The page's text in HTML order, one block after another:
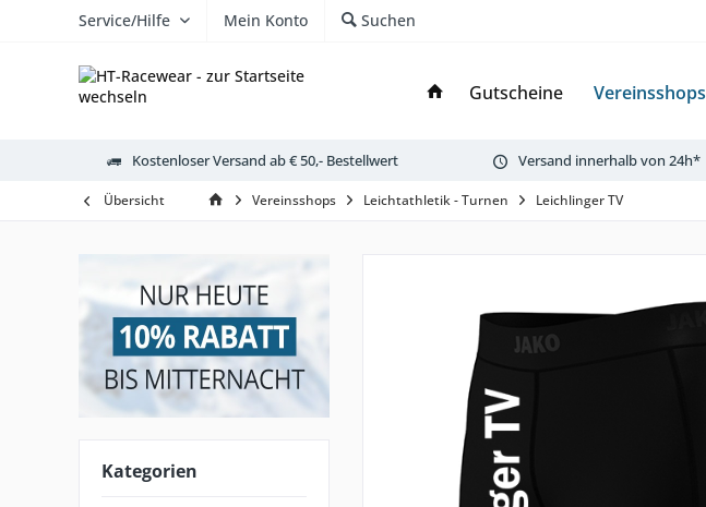
Service/Hilfe Mein Konto Suchen
Gutscheine Vereinsshops
Kostenloser Versand ab € 50,- Bestellwert Versand innerhalb von 24h*
Übersicht Vereinsshops Leichtathletik - Turnen Leichlinger TV
Kategorien